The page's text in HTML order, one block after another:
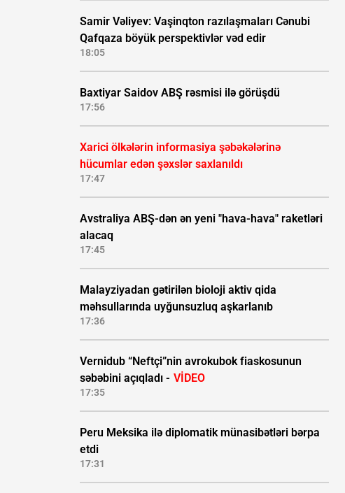
Samir Vəliyev: Vaşinqton razılaşmaları Cənubi
Qafqaza böyük perspektivlər vəd edir
18:05
Baxtiyar Saidov ABŞ rəsmisi ilə görüşdü
17:56
Xarici ölkələrin informasiya şəbəkələrinə
hücumlar edən şəxslər saxlanıldı
17:47
Avstraliya ABŞ-dən ən yeni "hava-hava" raketləri
alacaq
17:45
Malayziyadan gətirilən bioloji aktiv qida
məhsullarında uyğunsuzluq aşkarlanıb
17:36
Vernidub “Neftçi”nin avrokubok fiaskosunun
səbəbini açıqladı - VİDEO
17:35
Peru Meksika ilə diplomatik münasibətləri bərpa
etdi
17:31